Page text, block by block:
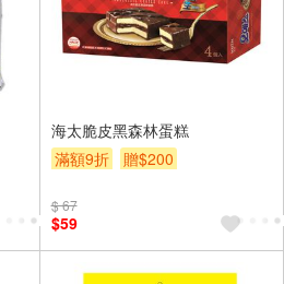
海太脆皮黑森林蛋糕
滿額9折
贈$200
$ 67
$59